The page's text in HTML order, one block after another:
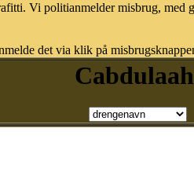
Vi politianmelder misbrug, med
det via klik på